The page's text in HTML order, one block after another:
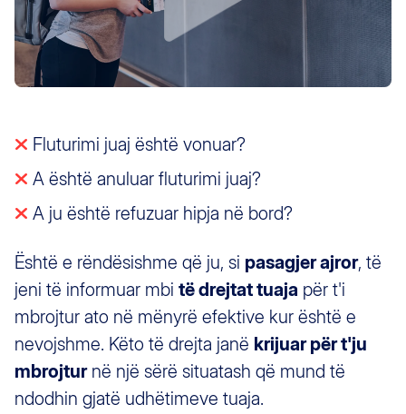
Fluturimi juaj është vonuar?
A është anuluar fluturimi juaj?
A ju është refuzuar hipja në bord?
Është e rëndësishme që ju, si pasagjer ajror, të
jeni të informuar mbi të drejtat tuaja për t'i
mbrojtur ato në mënyrë efektive kur është e
nevojshme. Këto të drejta janë krijuar për t'ju
mbrojturnë një sërë situatash që mund të
ndodhin gjatë udhëtimeve tuaja.